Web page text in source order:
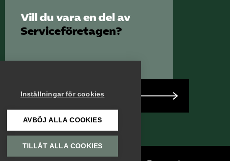
Arbetsgivarguiden
Om webbplatsen
Beställ trycksaker
Vill du vara en del av
Serviceföretagen?
Bli medlem
Inställningar för cookies
AVBÖJ ALLA COOKIES
TILLÅT ALLA COOKIES